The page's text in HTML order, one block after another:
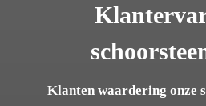
Klanten waardering onze